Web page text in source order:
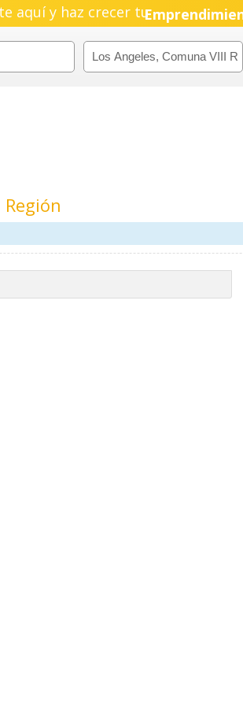
aquí y haz crecer tuPyme!